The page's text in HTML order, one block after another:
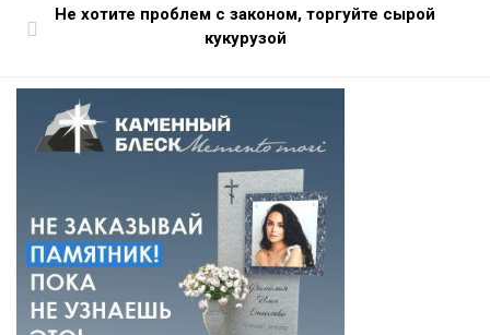
Не хотите проблем с законом, торгуйте сырой
кукурузой